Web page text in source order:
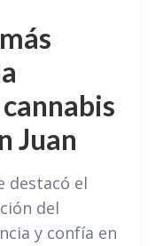
Juan
destacó el
del
y confía en